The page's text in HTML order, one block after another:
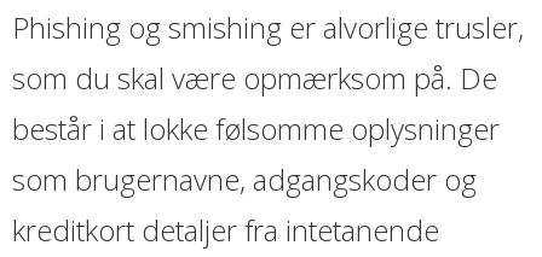
Phishing og smishing er alvorlige trusler,
som du skal være opmærksom på. De
består i at lokke følsomme oplysninger
som brugernavne, adgangskoder og
kreditkort detaljer fra intetanende